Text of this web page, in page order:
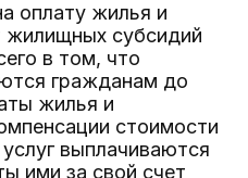
оплату жилья и
жилищных субсидий
в том, что
гражданам до
жилья и
стоимости
выплачиваются
ими за свой счет